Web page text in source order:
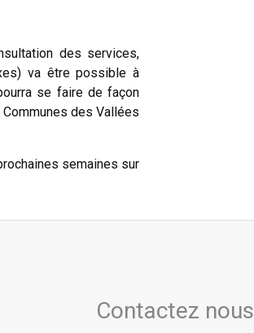
des services,
va être possible à
se faire de façon
des Vallées
semaines sur
Contactez nous